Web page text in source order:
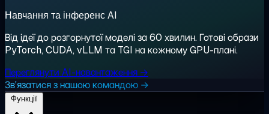
Навчання та інференс AI
Від ідеї до розгорнутої моделі за 60 хвилин. Готові образи
PyTorch, CUDA, vLLM та TGI на кожному GPU-плані.
Переглянути AI-навантаження →
Зв'язатися з нашою командою →